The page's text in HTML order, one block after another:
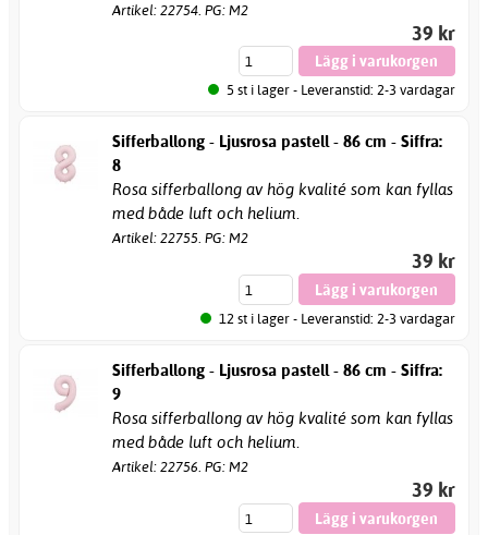
Artikel: 22754. PG: M2
39 kr
5 st i lager - Leveranstid: 2-3 vardagar
Sifferballong - Ljusrosa pastell - 86 cm - Siffra:
8
Rosa sifferballong av hög kvalité som kan fyllas
med både luft och helium.
Artikel: 22755. PG: M2
39 kr
12 st i lager - Leveranstid: 2-3 vardagar
Sifferballong - Ljusrosa pastell - 86 cm - Siffra:
9
Rosa sifferballong av hög kvalité som kan fyllas
med både luft och helium.
Artikel: 22756. PG: M2
39 kr